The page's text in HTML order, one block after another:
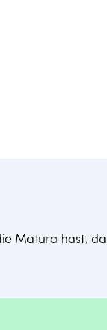
Matura hast,